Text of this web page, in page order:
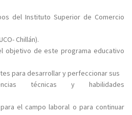
del Instituto Superior de Comercio
Chillán).
objetivo de este programa educativo
para desarrollar y perfeccionar sus
técnicas y habilidades
el campo laboral o para continuar